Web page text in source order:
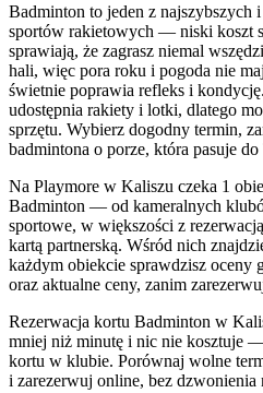
Badminton to jeden z najszybszych
sportów rakietowych — niski koszt
sprawiają, że zagrasz niemal
hali, więc pora roku i pogoda nie
świetnie poprawia refleks i
udostępnia rakiety i lotki, dlatego
sprzętu. Wybierz dogodny termin,
badmintona o porze, która pasuje
Na Playmore w Kaliszu czeka 1
Badminton — od kameralnych
sportowe, w większości z
kartą partnerską. Wśród nich
każdym obiekcie sprawdzisz oceny
oraz aktualne ceny, zanim
Rezerwacja kortu Badminton w
mniej niż minutę i nic nie kosztuje
kortu w klubie. Porównaj wolne
i zarezerwuj online, bez dzwonienia